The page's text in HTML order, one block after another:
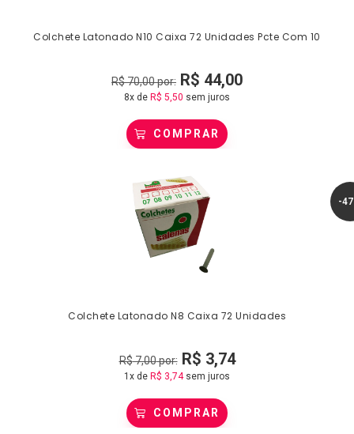
Colchete Latonado N10 Caixa 72 Unidades Pcte Com 10
R$70,00por: R$ 44,00
8x de R$ 5,50 sem juros
COMPRAR
-
Colchete Latonado N8 Caixa 72 Unidades
R$7,00por: R$ 3,74
1x de R$ 3,74sem juros
COMPRAR